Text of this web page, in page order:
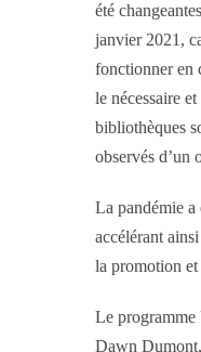
été
janvier 2021,
fonctionner en
le nécessaire
bibliothèques
observés d’un
La pandémie a
accélérant
la promotion et
Le programme
Dawn